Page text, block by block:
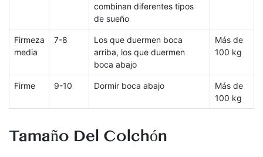
combinan diferentes tipos
de sueño
Firmeza
media
7-8
Los que duermen boca
arriba, los que duermen
boca abajo
Más de
100 kg
Firme 9-10 Dormir boca abajo
Más de
100 kg
Tamaño Del Colchón